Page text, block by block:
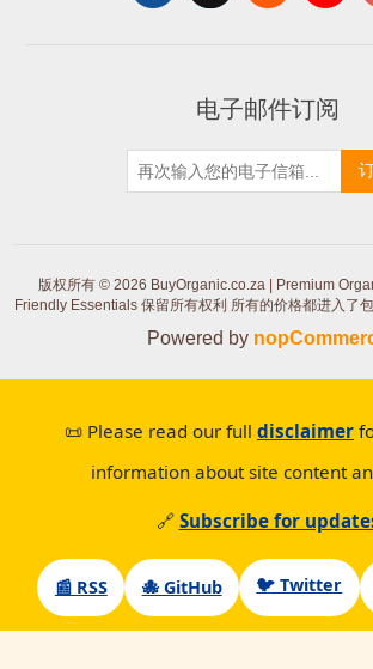
电子邮件订阅
版权所有 © 2026 BuyOrganic.co.za | Premium
Friendly Essentials 保留所有权利 所有的价格都进入了
Powered by
📜 Please read our full disclaimer
information about site content
🔗 Subscribe for
📰 RSS 🐙 GitHub 🐦 Twitter